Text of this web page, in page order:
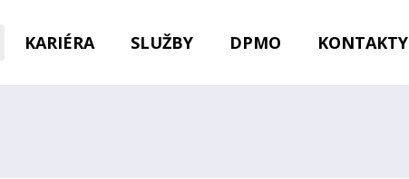
KARIÉRA SLUŽBY DPMO KONTAKTY